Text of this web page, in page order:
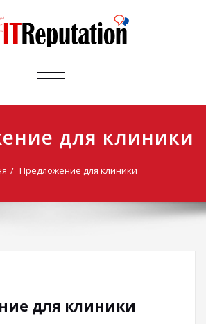
ПЕРЕМИКАЧ
для клиники
Предложение для клиники
для клиники